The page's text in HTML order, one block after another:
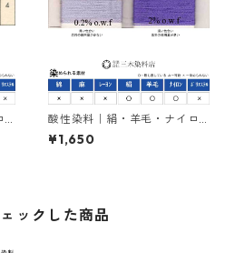
酸性染料｜絹・羊毛・ナイロ
ンを染める｜20g｜ナイロン
サンバイオレットFBL
¥1,650
ックした商品